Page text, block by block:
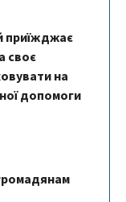
приїжджає
своє
на
допомоги